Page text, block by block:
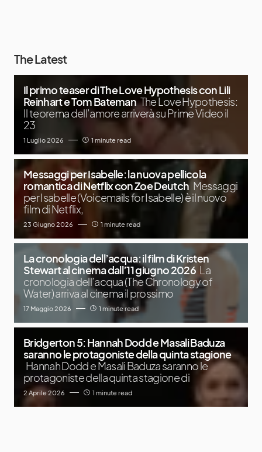
The Latest
Il primo teaser di The Love Hypothesis con Lili
Reinhart e Tom Bateman The Love Hypothesis:
Il teorema dell’amore arriverà su Prime Video il
23
1 Luglio 2026 1 minute read
Messaggi per Isabelle: la nuova pellicola
romantica di Netflix con Zoe Deutch Messaggi
per Isabelle (Voicemails for Isabelle) è il nuovo
film di Netflix,
23 Giugno 2026 1 minute read
La cronologia dell’acqua: il film di Kristen
Stewart al cinema dall’11 giugno 2026 La
cronologia dell’acqua (The Chronology of
Water) arriva al cinema il prossimo
17 Maggio 2026 1 minute read
Bridgerton 5: Hannah Dodd e Masali Baduza
saranno le protagoniste della quinta stagione
Hannah Dodd e Masali Baduza saranno le
protagoniste della quinta stagione di
2 Aprile 2026 1 minute read